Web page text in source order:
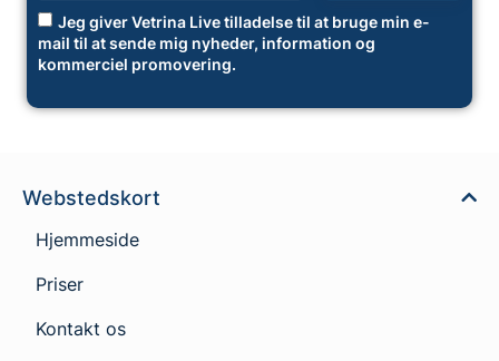
Jeg giver Vetrina Live tilladelse til at bruge min e-
mail til at sende mig nyheder, information og
kommerciel promovering.
Webstedskort
Hjemmeside
Priser
Kontakt os